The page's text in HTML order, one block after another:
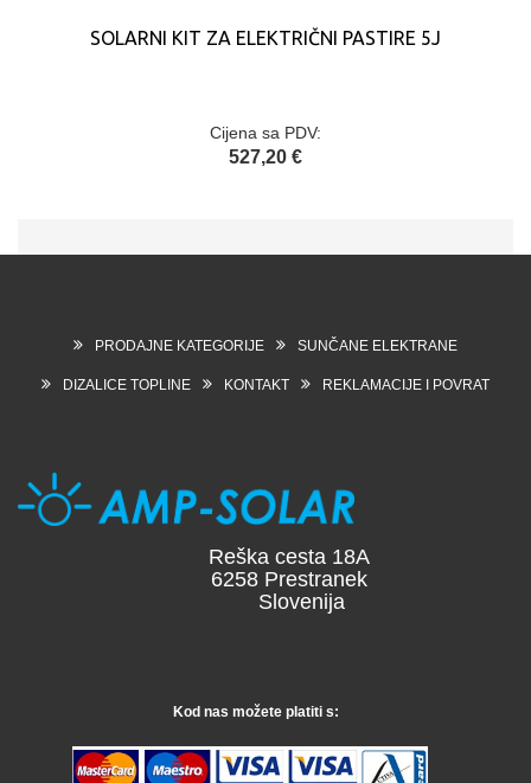
SOLARNI KIT ZA ELEKTRIČNI PASTIRE 5J
Cijena sa PDV:
527,20 €
PRODAJNE KATEGORIJE SUNČANE ELEKTRANE
DIZALICE TOPLINE KONTAKT REKLAMACIJE I POVRAT
Reška cesta 18A
6258 Prestranek
Slovenija
Kod nas možete platiti s: